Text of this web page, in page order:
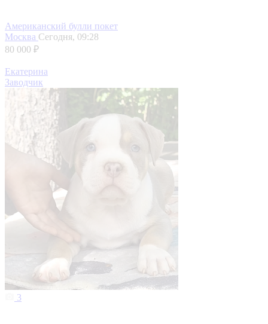
Американский булли покет
Москва Сегодня, 09:28
80 000 ₽
Екатерина
Заводчик
3